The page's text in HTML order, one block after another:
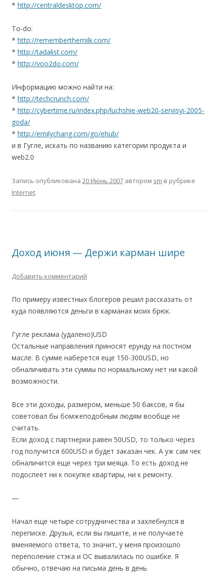
* http://centraldesktop.com/
To-do:
* http://rememberthemilk.com/
* http://tadalist.com/
* http://voo2do.com/
Информацию можно найти на:
* http://techcrunch.com/
* http://cybertime.ru/index.php/luchshie-web20-servisyi-2005-
goda/
* http://emilychang.com/go/ehub/
и в Гугле, искать по названию категории продукта и
web2.0
Запись опубликована 20 Июнь 2007 автором sm в рубрике
Internet.
Доход июня — Держи карман шире
Добавить комментарий
По примеру известных блогеров решил рассказать от
куда появляются деньги в карманах моих брюк.
Гугле реклама (удалено)USD
Остальные направления приносят ерунду на постном
масле. В сумме наберется еще 150-300USD, но
обналичивать эти суммы по нормальному нет ни какой
возможности.
Все эти доходы, размером, меньше 50 баксов, я бы
советовал бы бомжеподобным людям вообще не
считать.
Если доход с партнерки равен 50USD, то только через
год получится 600USD и будет заказан чек. А уж сам чек
обналичится еще через три меяца. То есть доход не
подоспеет ни к покупке квартиры, ни к ремонту.
—
Начал еще четыре сотрудничества и захлебнулся в
переписке. Друзья, если вы пишите, и не получаете
вменяемого ответа, то значит, у меня произошло
переполение стэка и ОС вывалилась по ошибке. Я
обычно, отвечаю на письма день в день.